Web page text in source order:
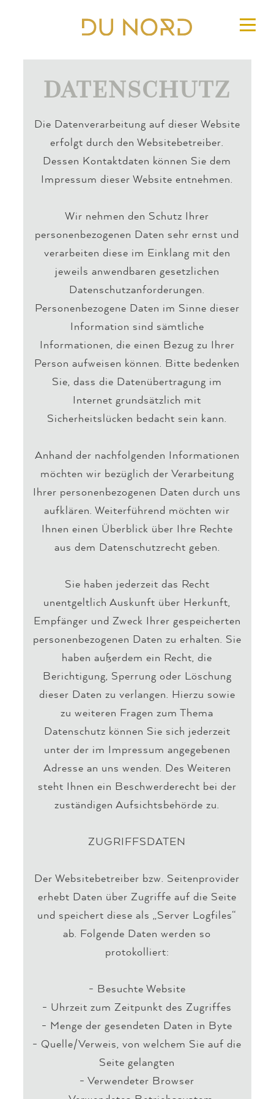
DATENSCHUTZ
Die Datenverarbeitung auf dieser Website
erfolgt durch den Websitebetreiber.
Dessen Kontaktdaten können Sie dem
Impressum dieser Website entnehmen.
Wir nehmen den Schutz Ihrer
personenbezogenen Daten sehr ernst und
verarbeiten diese im Einklang mit den
jeweils anwendbaren gesetzlichen
Datenschutzanforderungen.
Personenbezogene Daten im Sinne dieser
Information sind sämtliche
Informationen, die einen Bezug zu Ihrer
Person aufweisen können. Bitte bedenken
Sie, dass die Datenübertragung im
Internet grundsätzlich mit
Sicherheitslücken bedacht sein kann.
Anhand der nachfolgenden Informationen
möchten wir bezüglich der Verarbeitung
Ihrer personenbezogenen Daten durch uns
aufklären. Weiterführend möchten wir
Ihnen einen Überblick über Ihre Rechte
aus dem Datenschutzrecht geben.
Sie haben jederzeit das Recht
unentgeltlich Auskunft über Herkunft,
Empfänger und Zweck Ihrer gespeicherten
personenbezogenen Daten zu erhalten. Sie
haben außerdem ein Recht, die
Berichtigung, Sperrung oder Löschung
dieser Daten zu verlangen. Hierzu sowie
zu weiteren Fragen zum Thema
Datenschutz können Sie sich jederzeit
unter der im Impressum angegebenen
Adresse an uns wenden. Des Weiteren
steht Ihnen ein Beschwerderecht bei der
zuständigen Aufsichtsbehörde zu.
ZUGRIFFSDATEN
Der Websitebetreiber bzw. Seitenprovider
erhebt Daten über Zugriffe auf die Seite
und speichert diese als „Server Logfiles“
ab. Folgende Daten werden so
protokolliert:
- Besuchte Website
- Uhrzeit zum Zeitpunkt des Zugriffes
- Menge der gesendeten Daten in Byte
- Quelle/Verweis, von welchem Sie auf die
Seite gelangten
- Verwendeter Browser